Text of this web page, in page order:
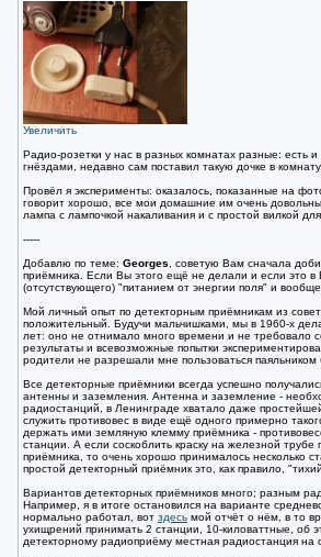
Увеличить
Радио-розетки у нас в разных комнатах разные: есть
гнёздами, недавно сам поставил такую дочке в
Провёл я эксперименты: оказалось, показанные на
говорит хорошо, все мои домашние им очень
лампа с лампочкой накаливания и с простой вилкой
-----
Добавлю по теме: Georges , советую Вам сначала
приёмника. Если Вы этого ещё не делали и если это в
(отсутствующего) "питанием от энергии поля" и
Мой личный опыт по детекторным приёмникам из
положительный. Будучи мальчишками, мы в 1960-х
лет: оно не отнимало много времени и не требовало
результаты и всевозможные попытки
родители не разрешали мне пользоваться паяльником
Все детекторные приёмники всегда успешно
антенны и заземления. Антенна и заземление -
радиостанций, в Ленинграде хватало даже
служить противовес в виде ещё одного примерно
держать ими земляную клемму приёмника -
станции. А если соскоблить краску на железной
приёмника, то очень хорошо принималось несколько
простой детекторный приёмник это, как правило,
Вариантов детекторных приёмников много; разным
Например, я в итоге остановился на варианте
нормально работал, вот здесь мой отчёт о нём, в то
ухищрений принимать 2 станции, 10-киловаттные, об
детекторному радиоприёму местная радиостанция